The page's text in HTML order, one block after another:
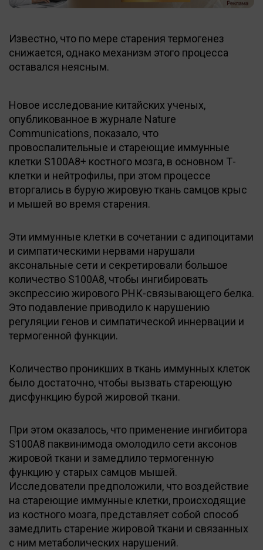
Известно, что по мере старения термогенез
снижается, однако механизм этого процесса
оставался неясным.
Новое исследование китайских ученых,
опубликованное в журнале Nature
Communications, показало, что
провоспалительные и стареющие иммунные
клетки S100A8+ костного мозга, в основном Т-
клетки и нейтрофилы, при этом процессе
вторгались в бурую жировую ткань самцов крыс
и мышей во время старения.
Эти иммунные клетки в сочетании с адипоцитами
и симпатическими нервами нарушали
аксональные сети и секретировали большое
количество S100A8, чтобы ингибировать
экспрессию жирового РНК-связывающего белка.
Это подавление приводило к нарушению
регуляции генов и симпатической иннервации и
термогенной функции.
Количество проникших в ткань иммунных клеток
было достаточно, чтобы вызвать стареющую
дисфункцию бурой жировой ткани.
При этом оказалось, что применение ингибитора
S100A8 паквинимода омолодило сети аксонов
жировой ткани и замедлило термогенную
функцию у старых самцов мышей.
Исследователи предположили, что воздействие
на стареющие иммунные клетки, происходящие
из костного мозга, представляет собой способ
замедлить старение жировой ткани и связанных
с ним метаболических нарушений.